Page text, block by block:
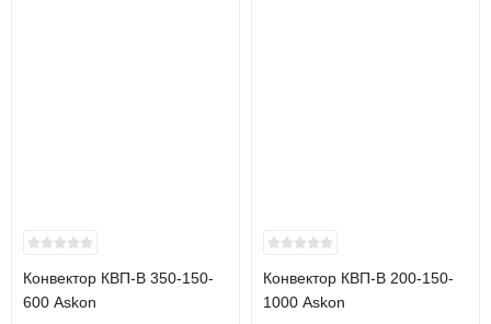
Конвектор КВП-В 350-150-
600 Askon
Конвектор КВП-В 200-150-
1000 Askon